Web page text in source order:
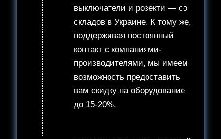
выключатели и розекти — со
складов в Украине. К тому же,
поддерживая постоянный
контакт с компаниями-
производителями, мы имеем
возможность предоставить
вам скидку на оборудование
до 15-20%.